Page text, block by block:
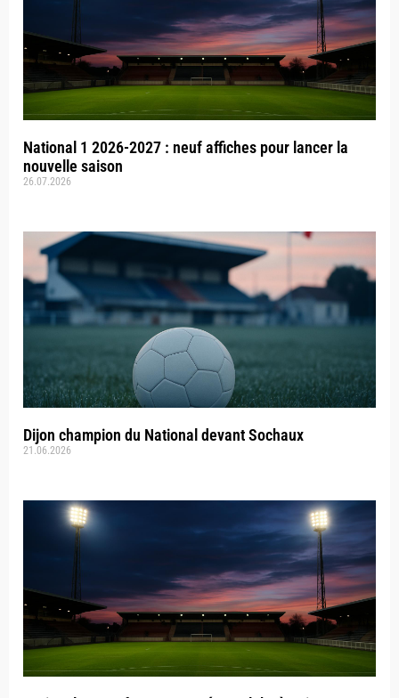
National 1 2026-2027 : neuf affiches pour lancer la
nouvelle saison
26.07.2026
Dijon champion du National devant Sochaux
21.06.2026